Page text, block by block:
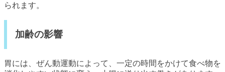
られます。
加齢の影響
胃には、ぜん動運動によって、一定の時間をかけて食べ物を